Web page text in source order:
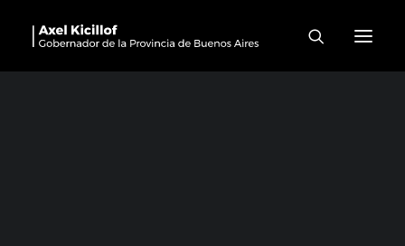
Nuevo edificio de la Escuela
de Arte y Conservatorio de